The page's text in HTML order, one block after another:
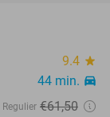
9.4 star
44 min. directions_car
Regulier €61,50